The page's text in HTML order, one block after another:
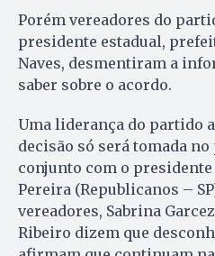
Porém vereadores do
presidente estadual,
Naves, desmentiram a
saber sobre o acordo.
Uma liderança do partido
decisão só será tomada
conjunto com o
Pereira (Republicanos –
vereadores, Sabrina
Ribeiro dizem que